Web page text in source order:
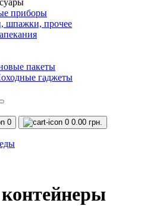
приборы
шпажки, прочее
пакеты
гаджеты
0 0 0.00 грн.